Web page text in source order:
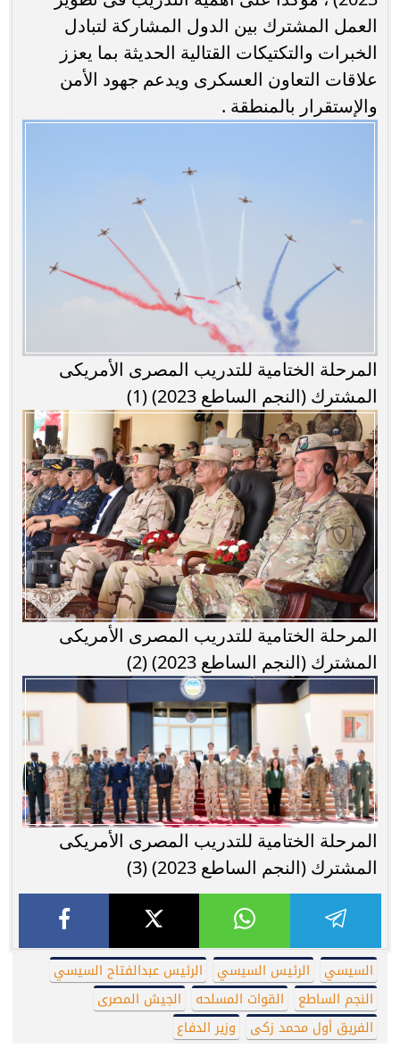
العمل المشترك بين الدول المشاركة لتبادل
الخبرات والتكتيكات القتالية الحديثة بما يعزز
علاقات التعاون العسكرى ويدعم جهود الأمن
والإستقرار بالمنطقة .
المرحلة الختامية للتدريب المصرى الأمريكى
المشترك (النجم الساطع 2023) (1)
المرحلة الختامية للتدريب المصرى الأمريكى
المشترك (النجم الساطع 2023) (2)
المرحلة الختامية للتدريب المصرى الأمريكى
المشترك (النجم الساطع 2023) (3)
السيسي الرئيس السيسي
الرئيس عبدالفتاح السيسي
النجم الساطع
القوات المسلحه
الجيش المصرى
الفريق أول محمد زكى
وزير الدفاع